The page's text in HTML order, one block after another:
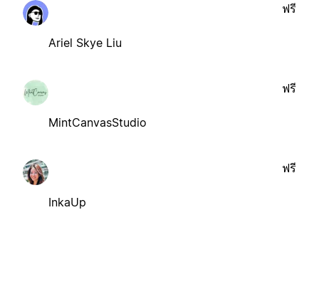
Ariel Skye Liu
ฟรี
MintCanvasStudio
ฟรี
InkaUp
ฟรี